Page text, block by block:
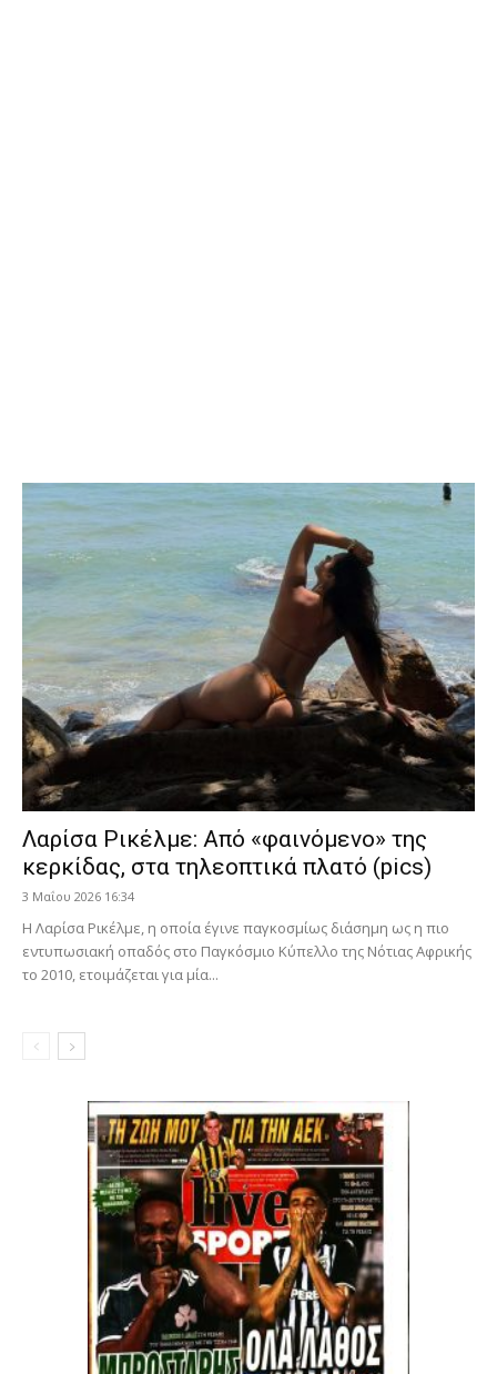
Λαρίσα Ρικέλμε: Από «φαινόμενο» της
κερκίδας, στα τηλεοπτικά πλατό (pics)
3 Μαΐου 2026 16:34
Η Λαρίσα Ρικέλμε, η οποία έγινε παγκοσμίως διάσημη ως η πιο
εντυπωσιακή οπαδός στο Παγκόσμιο Κύπελλο της Νότιας Αφρικής
το 2010, ετοιμάζεται για μία...